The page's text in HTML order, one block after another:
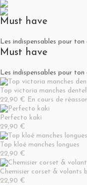
Must have
Les indispensables pour ton
Must have
Les indispensables pour ton
Top victoria manches
22,90 € En cours de
Perfecto kaki
29,90 €
Top kloé manches longues
22,90 €
Chemisier corset & volants
22,90 €